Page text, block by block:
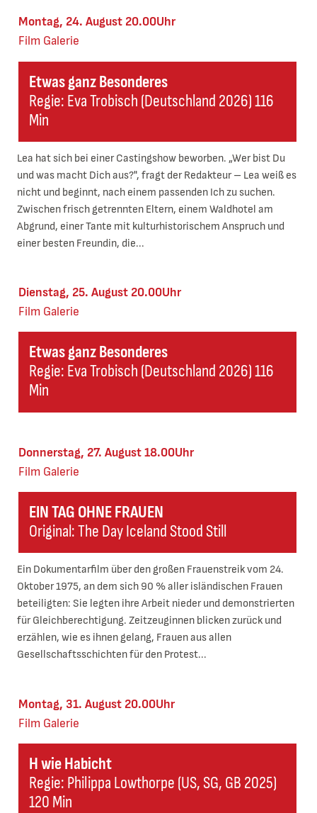
Etwas ganz Besonderes
Regie: Eva Trobisch (Deutschland 2026) 116
Min
Montag, 24. August 20.00Uhr
Film Galerie
Lea hat sich bei einer Castingshow beworben. „Wer bist Du
und was macht Dich aus?", fragt der Redakteur – Lea weiß es
nicht und beginnt, nach einem passenden Ich zu suchen.
Zwischen frisch getrennten Eltern, einem Waldhotel am
Abgrund, einer Tante mit kulturhistorischem Anspruch und
einer besten Freundin, die...
Etwas ganz Besonderes
Regie: Eva Trobisch (Deutschland 2026) 116
Min
Dienstag, 25. August 20.00Uhr
Film Galerie
EIN TAG OHNE FRAUEN
Original: The Day Iceland Stood Still
Donnerstag, 27. August 18.00Uhr
Film Galerie
Ein Dokumentarfilm über den großen Frauenstreik vom 24.
Oktober 1975, an dem sich 90 % aller isländischen Frauen
beteiligten: Sie legten ihre Arbeit nieder und demonstrierten
für Gleichberechtigung. Zeitzeuginnen blicken zurück und
erzählen, wie es ihnen gelang, Frauen aus allen
Gesellschaftsschichten für den Protest...
H wie Habicht
Regie: Philippa Lowthorpe (US, SG, GB 2025)
120 Min
Montag, 31. August 20.00Uhr
Film Galerie